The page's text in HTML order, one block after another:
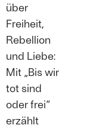
über
Freiheit,
Rebellion
und Liebe:
Mit „Bis wir
tot sind
oder frei“
erzählt